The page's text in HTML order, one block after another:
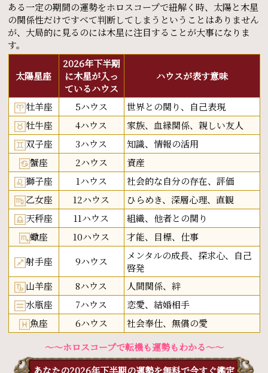
ある一定の期間の運勢をホロスコープで紐解く時、太陽と木星
の関係性だけですべて判断してしまうということはありません
が、大局的に見るのには木星に注目することが大事になりま
す。
太陽星座
2026年下半期
に木星が入っ
ているハウス
ハウスが表す意味
牡羊座 5ハウス
世界との関り、自己表現
牡牛座
4ハウス
家族、血縁関係、親しい友人
双子座
3ハウス
知識、情報の活用
蟹座
2ハウス
資産
獅子座
1ハウス
社会的な自分の存在、評価
乙女座
12ハウス
ひらめき、深層心理、直観
天秤座
11ハウス
組織、他者との関り
蠍座
10ハウス
才能、目標、仕事
射手座
9ハウス
メンタルの成長、探求心、自己
啓発
山羊座
8ハウス
人間関係、絆
水瓶座
7ハウス
恋愛、結婚相手
魚座
6ハウス
社会奉仕、無償の愛
〜〜ホロスコープで転機も運勢もわかる〜〜
あなたの2026年下半期の運勢を無料で今すぐ鑑定